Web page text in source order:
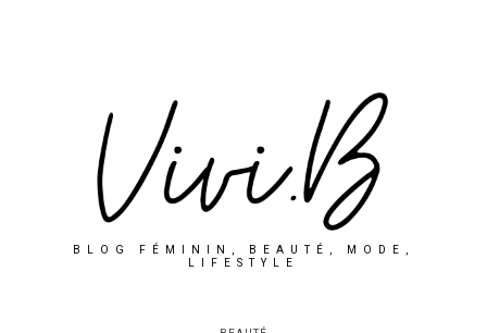
BLOG FÉMININ, BEAUTÉ, MODE,
LIFESTYLE